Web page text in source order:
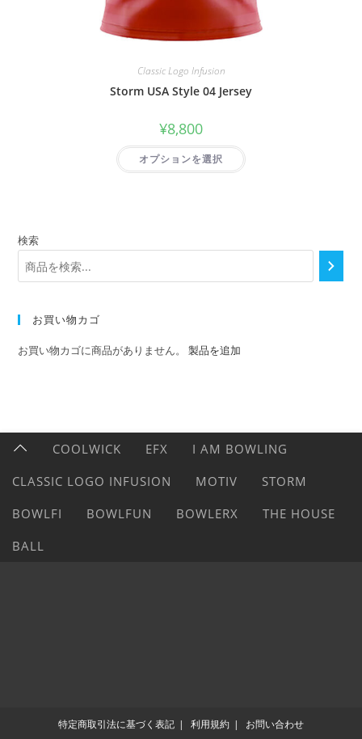
Classic Logo Infusion
Storm USA Style 04 Jersey
¥8,800
オプションを選択
検索
お買い物カゴ
お買い物カゴに商品がありません。製品を追加
COOLWICK EFX
I AM BOWLING
CLASSIC LOGO INFUSION
MOTIV
STORM
BOWLFI
BOWLFUN BOWLERX
THE HOUSE
BALL
特定商取引法に基づく表記 利用規約 お問い合わせ